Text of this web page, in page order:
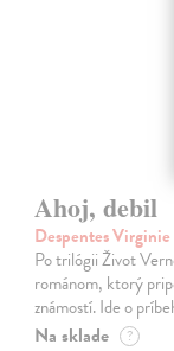
Ahoj, debil
Despentes Virginie
Po trilógii Život
románom, ktorý
známostí. Ide o
Na sklade ?